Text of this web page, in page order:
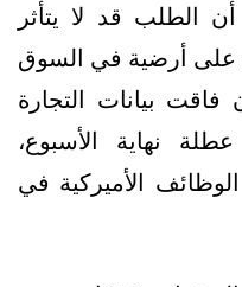
الطلب قد لا يتأثر
على أرضية في السوق
بيانات التجارة
نهاية الأسبوع،
الأميركية في